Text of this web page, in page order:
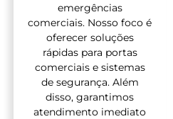
emergências
comerciais. Nosso foco é
oferecer soluções
rápidas para portas
comerciais e sistemas
de segurança. Além
disso, garantimos
atendimento imediato